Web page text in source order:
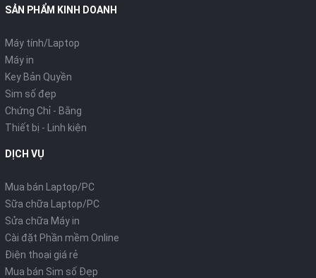
SẢN PHẨM KINH DOANH
Máy tính/Laptop
Máy in
Key Bản Quyền
Sim số đẹp
Chứng Chỉ - Bằng
Thiết bị - Linh kiện
DỊCH VỤ
Mua bán Laptop/PC
Sữa chữa Laptop/PC
Sửa chữa Máy in
Cài đặt Phần mềm Online
Điện thoại giá rẻ
Mua bán Sim số Đẹp